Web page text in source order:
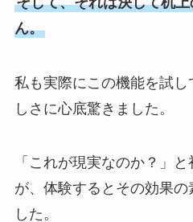
ん。
私も実際にこの機能を試
しさに心底驚きました。
「これが現実なのか？」
が、体験するとその効果の
した。